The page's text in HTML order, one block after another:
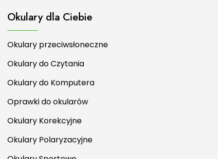
Okulary dla Ciebie
Okulary przeciwsłoneczne
Okulary do Czytania
Okulary do Komputera
Oprawki do okularów
Okulary Korekcyjne
Okulary Polaryzacyjne